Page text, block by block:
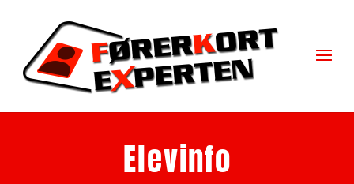
Elevinfo